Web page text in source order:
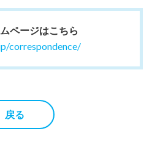
ページはこちら
correspondence/
戻る